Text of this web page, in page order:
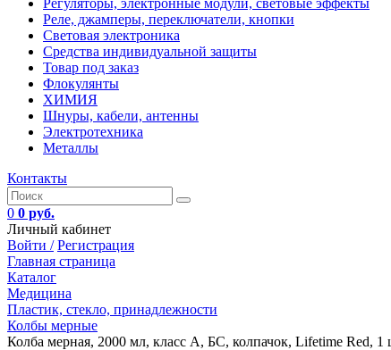
Регуляторы, электронные модули, световые эффекты
Реле, джамперы, переключатели, кнопки
Световая электроника
Средства индивидуальной защиты
Товар под заказ
Флокулянты
ХИМИЯ
Шнуры, кабели, антенны
Электротехника
Металлы
Контакты
0 0 руб.
Личный кабинет
Войти / Регистрация
Главная страница
Каталог
Медицина
Пластик, стекло, принадлежности
Колбы мерные
Колба мерная, 2000 мл, класс А, БС, колпачок, Lifetime Red,